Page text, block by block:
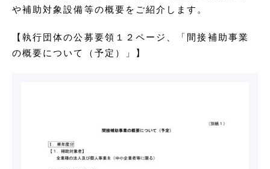
や補助対象設備等の概要をご紹介します。
【執行団体の公募要領１２ページ、「間接補助事業
の概要について（予定）」】